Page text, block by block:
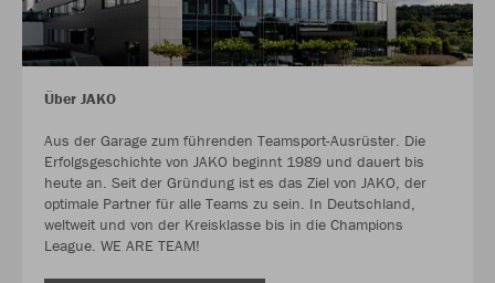
Über JAKO
Aus der Garage zum führenden Teamsport-Ausrüster. Die
Erfolgsgeschichte von JAKO beginnt 1989 und dauert bis
heute an. Seit der Gründung ist es das Ziel von JAKO, der
optimale Partner für alle Teams zu sein. In Deutschland,
weltweit und von der Kreisklasse bis in die Champions
League. WE ARE TEAM!